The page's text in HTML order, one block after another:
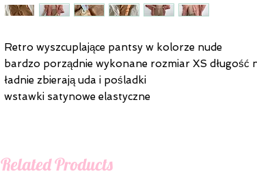
Retro wyszcuplające pantsy w kolorze nude
bardzo porządnie wykonane rozmiar XS długość
ładnie zbierają uda i pośladki
wstawki satynowe elastyczne
Related Products